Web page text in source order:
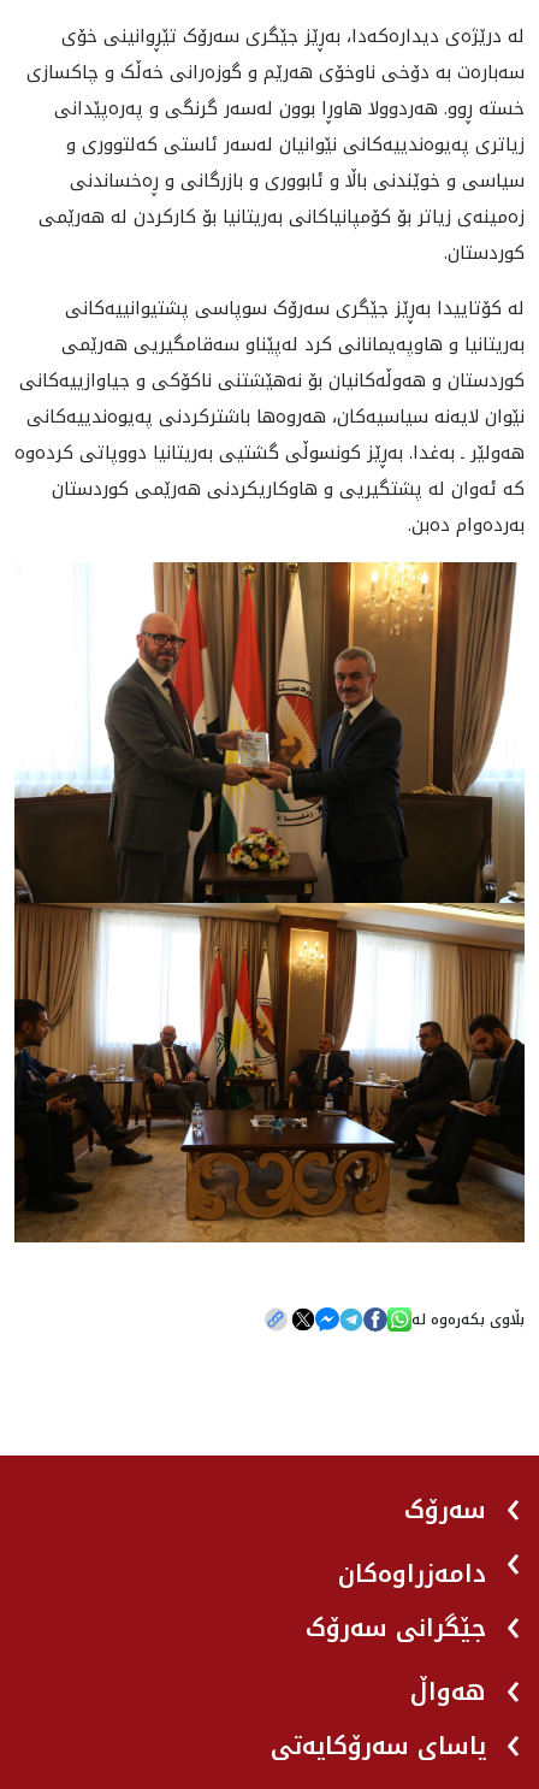
لە درێژەی دیدارەکەدا، به‌ڕێز جێگری سەرۆک تێڕوانینی خۆی
سەبارەت بە دۆخی ‏ناوخۆی هەرێم و گوزەرانی خەڵک و چاکسازی
خستە ڕوو. هەردوولا هاوڕا بوون ‏لەسەر گرنگی و پەرەپێدانی
زیاتری پەیوەندییەکانی نێوانیان لەسەر ئاستی ‏کەلتووری و
سیاسی و خوێندنی باڵا و ئابووری و بازرگانی و ڕەخساندنی
زەمینەی ‏زیاتر بۆ کۆمپانیاکانی بەریتانیا بۆ کارکردن لە هەرێمی
کوردستان. ‏
لە کۆتاییدا به‌ڕێز جێگری سەرۆک سوپاسی پشتیوانییەکانی
بەریتانیا و ‏هاوپەیمانانی کرد لەپێناو سەقامگیريی هەرێمی
کوردستان و هەوڵەکانیان بۆ ‏نەهێشتنی ناکۆکی و جیاوازییەکانی
نێوان لایەنە سیاسیەکان، هەروەها باشترکردنی ‏پەیوەنديیەکانی
هه‌ولێر ـ بەغدا. به‌ڕێز کونسوڵی گشتيی بەریتانیا دووپاتی کردەوە
‏کە ئەوان له‌ پشتگيريى و هاوكاريكردنى هه‌رێمى كوردستان
بەردەوام دەبن.‏
بڵاوی بکەرەوە لە
سەرۆک
دامەزراوەکان
جێگرانی سه‌رۆک
هه‌واڵ
یاسای سەرۆکایەتی